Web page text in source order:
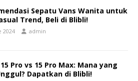
Sepatu Vans Wanita untuk
Trend, Beli di Blibli!
2024 admin
Pro vs 15 Pro Max: Mana yang
Dapatkan di Blibli!